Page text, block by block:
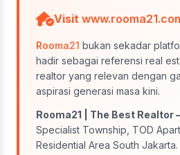
Visit
Rooma21 bukan sekadar
hadir sebagai referensi real
realtor yang relevan dengan
aspirasi generasi masa kini.
Rooma21 | The Best Realtor
Specialist Township, TOD
Residential Area South Jakarta.